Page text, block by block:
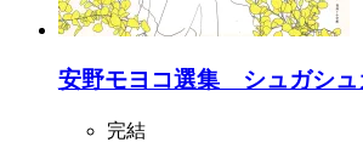
安野モヨコ選集 シュガシュ
完結